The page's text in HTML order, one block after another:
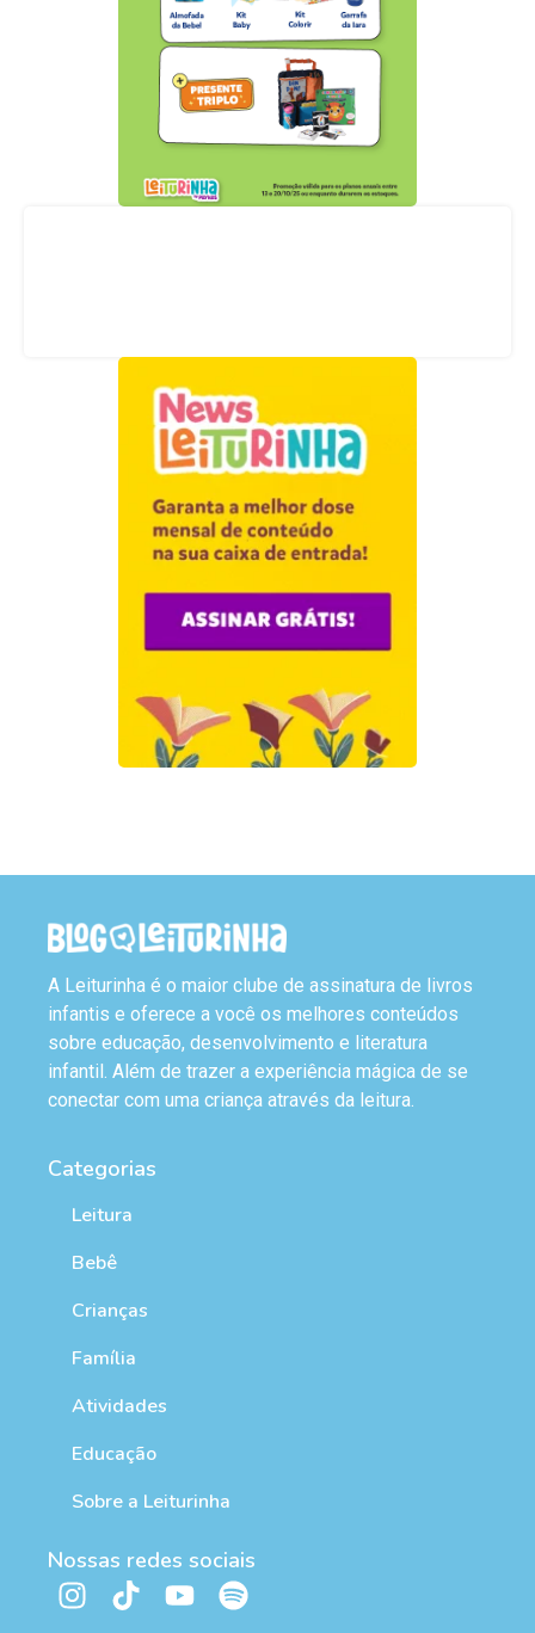
A Leiturinha é o maior clube de assinatura de livros
infantis e oferece a você os melhores conteúdos
sobre educação, desenvolvimento e literatura
infantil. Além de trazer a experiência mágica de se
conectar com uma criança através da leitura.
Categorias
Leitura
Bebê
Crianças
Família
Atividades
Educação
Sobre a Leiturinha
Nossas redes sociais